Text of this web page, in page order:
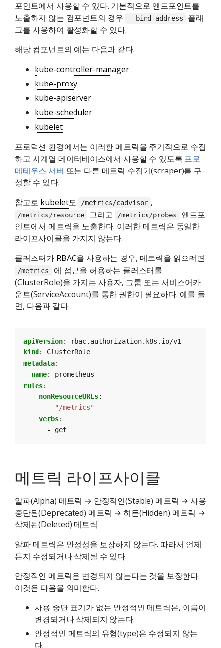
포인트에서 사용할 수 있다. 기본적으로 엔드포인트를
노출하지 않는 컴포넌트의 경우
--bind-address
플래
그를 사용하여 활성화할 수 있다.
해당 컴포넌트의 예는 다음과 같다.
kube-controller-manager
kube-proxy
kube-apiserver
kube-scheduler
kubelet
프로덕션 환경에서는 이러한 메트릭을 주기적으로 수집
하고 시계열 데이터베이스에서 사용할 수 있도록 프로
메테우스 서버 또는 다른 메트릭 수집기(scraper)를 구
성할 수 있다.
참고로 kubelet도 /metrics/cadvisor ,
/metrics/resource 그리고 /metrics/probes
엔드포
인트에서 메트릭을 노출한다. 이러한 메트릭은 동일한
라이프사이클을 가지지 않는다.
클러스터가 RBAC을 사용하는 경우, 메트릭을 읽으려면
/metrics
에 접근을 허용하는 클러스터롤
(ClusterRole)을 가지는 사용자, 그룹 또는 서비스어카
운트(ServiceAccount)를 통한 권한이 필요하다. 예를 들
면, 다음과 같다.
apiVersion:
rbac.authorization.k8s.io/v1
kind :
ClusterRole
metadata:
name:
prometheus
rules:
- nonResourceURLs:
-
"/metrics"
verbs:
- get
메트릭 라이프사이클
알파(Alpha) 메트릭 → 안정적인(Stable) 메트릭 → 사용
중단된(Deprecated) 메트릭 → 히든(Hidden) 메트릭 →
삭제된(Deleted) 메트릭
알파 메트릭은 안정성을 보장하지 않는다. 따라서 언제
든지 수정되거나 삭제될 수 있다.
안정적인 메트릭은 변경되지 않는다는 것을 보장한다.
이것은 다음을 의미한다.
사용 중단 표기가 없는 안정적인 메트릭은, 이름이
변경되거나 삭제되지 않는다.
안정적인 메트릭의 유형(type)은 수정되지 않는
다.